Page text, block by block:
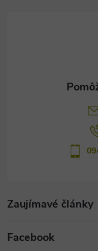
Zaujímavé články
Facebook